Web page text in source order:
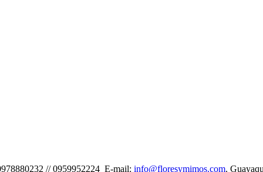
// 0959952224 E-mail: info@floresymimos.com.